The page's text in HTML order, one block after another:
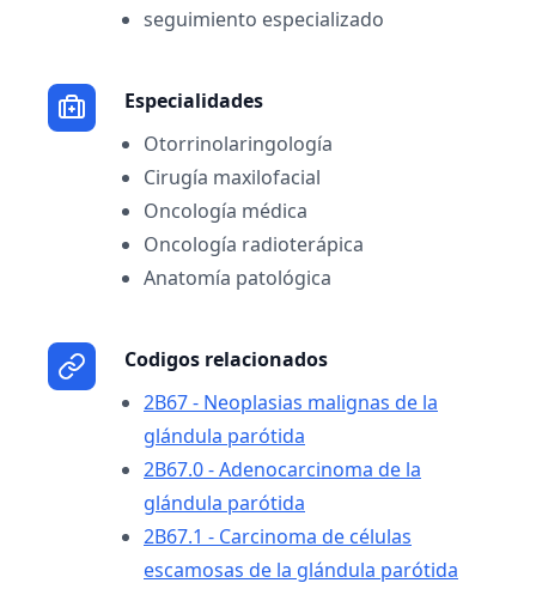
seguimiento especializado
Especialidades
Otorrinolaringología
Cirugía maxilofacial
Oncología médica
Oncología radioterápica
Anatomía patológica
Codigos relacionados
2B67 - Neoplasias malignas de la
glándula parótida
2B67.0 - Adenocarcinoma de la
glándula parótida
2B67.1 - Carcinoma de células
escamosas de la glándula parótida